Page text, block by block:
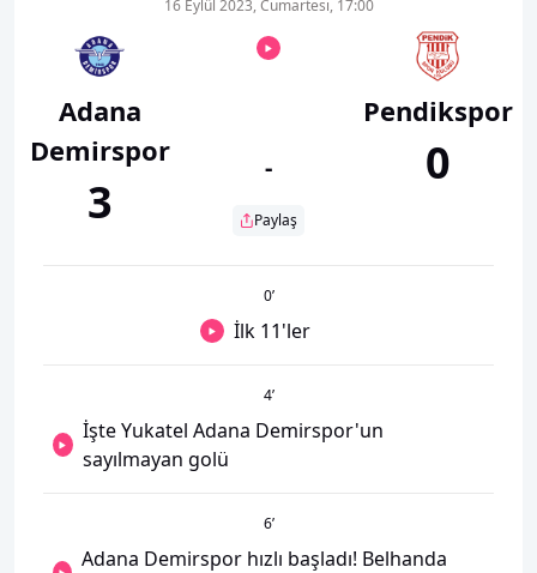
Adana
Demirspor
3
16 Eylül 2023, Cumartesi, 17:00
-
Paylaş
Pendikspor
0
0’
İlk 11'ler
4’
İşte Yukatel Adana Demirspor'un
sayılmayan golü
6’
Adana Demirspor hızlı başladı! Belhanda